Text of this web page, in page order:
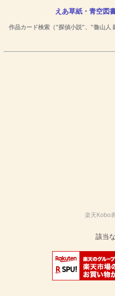
えあ草紙・青空図
作品カード検索（"探偵小説"、"魯山人
楽天Kobo